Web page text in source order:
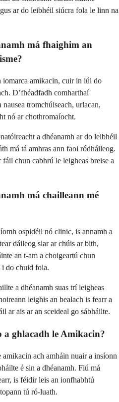
ar do leibhéil siúcra fola le linn na
má fhaighim an
iomarca amikacin, cuir in iúl do
D’fhéadfadh comharthaí
tromchúiseach, urlacan,
nó ar chothromaíocht.
a dhéanamh ar do leibhéil
má tá amhras ann faoi ródháileog.
chun cabhrú le leigheas breise a
má chailleann mé
ospidéil nó clinic, is annamh a
dáileog siar ar chúis ar bith,
an t-am a choigeartú chun
i do chuid fola.
a dhéanamh suas trí leigheas
leighis an bealach is fearr a
ar ais ar an sceideal go sábháilte.
ghlacadh le Amikacin?
ach amháin nuair a insíonn
é sin a dhéanamh. Fiú má
is féidir leis an ionfhabhtú
tú ró-luath.